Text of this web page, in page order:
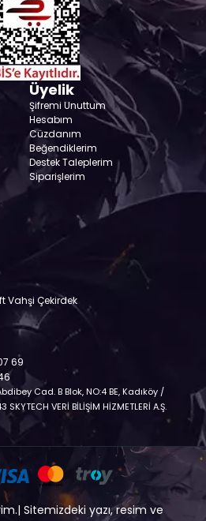
Üyelik
Şifremi Unuttum
Hesabım
Cüzdanım
Beğendiklerim
Destek Taleplerim
Siparişlerim
Vahşi Çekirdek
69
Cad. B Blok, NO:4 BE, Kadıköy /
VERİ BİLİŞİM HİZMETLERİ A.Ş.
Sitemizdeki yazı, resim ve